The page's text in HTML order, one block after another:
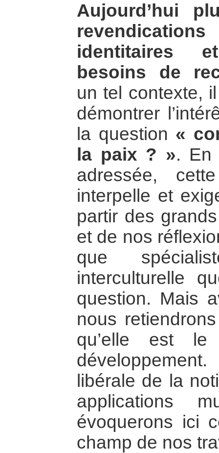
Aujourd’hui
identitaires
besoins de
un tel contexte,
démontrer
la question «
la paix ? ». En
adressée,
interpelle et
partir des
et de nos
que
interculturelle
question. Mais
nous
qu’elle est
libérale de la
applications
évoquerons ici
champ de nos